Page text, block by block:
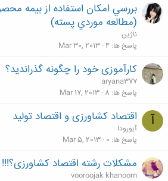
بررسي امكان استفاده از بيمه
(مطالعه موردي پسته)
ناژین
پاسخ ها 4
Mar 30, 2013
کارآموزی خود را چگونه گذراندید؟
aryana377
پاسخ ها 8
Mar 17, 2013
آ اقتصاد کشاورزی و اقتصاد تولید
آیورودا
پاسخ ها 0
Mar 5, 2013
مشکلات رشته اقتصاد کشاورزی؟!!!
vooroojak khanoom